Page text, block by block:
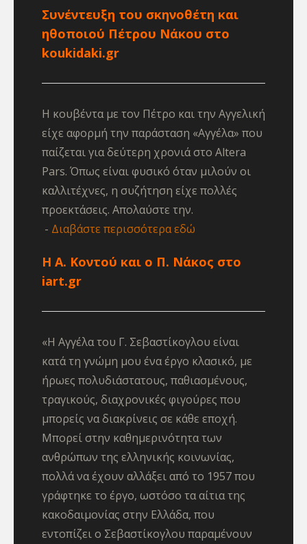
Συνέντευξη του σκηνοθέτη και
ηθοποιού Πέτρου Νάκου στο
koukidaki.gr
Η κουβέντα με τον Πέτρο και την Αγγελική
είχε αφορμή την παράσταση «Αγγέλα» που
παίζεται για δεύτερη χρονιά στο Altera
Pars. Όπως είναι φυσικό όταν μιλούν οι
καλλιτέχνες, η συζήτηση είχε πολλές
προεκτάσεις. Απολαύστε την.
Διαβάστε περισσότερα εδώ
Η Α. Κοντού και ο Π. Νάκος στο
iart.gr
«Η Αγγέλα του Γ. Σεβαστίκογλου είναι
κατά τη γνώμη μου ένα έργο κλασικό, με
ήρωες πολυδιάστατους, παθιασμένους,
τραγικούς, διαχρονικές φιγούρες που
μπορείς να διακρίνεις σε κάθε εποχή.
Μπορεί στην καθημερινότητα των
ανθρώπων της ελληνικής κοινωνίας,
πολλά να έχουν αλλάξει από το 1957 που
γράφτηκε το έργο, ωστόσο τα αίτια της
κακοδαιμονίας στην Ελλάδα, που
εντοπίζει ο Σεβαστίκογλου παραμένουν